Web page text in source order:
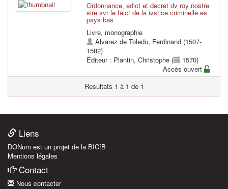
Ordonnance, edict et decret dv roy nostre
sire svr le faict de la ivstice criminelle es
pays bas
Livre, monographie
Alvarez de Toledo, Ferdinand (1507-
1582)
Editeur : Plantin, Christophe (
1570)
Accès ouvert
Resultats 1 à 1 de 1
Liens
DONum est un projet de la BICfB
Mentions légales
Contact
Nous contacter